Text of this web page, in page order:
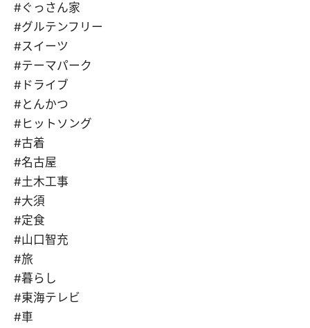
#ぐっさん家
#グルテンフリー
#スイーツ
#テーマパーク
#ドライブ
#とんかつ
#ヒットソング
#古着
#名古屋
#土木工事
#大須
#定食
#山口智充
#旅
#暮らし
#東海テレビ
#車